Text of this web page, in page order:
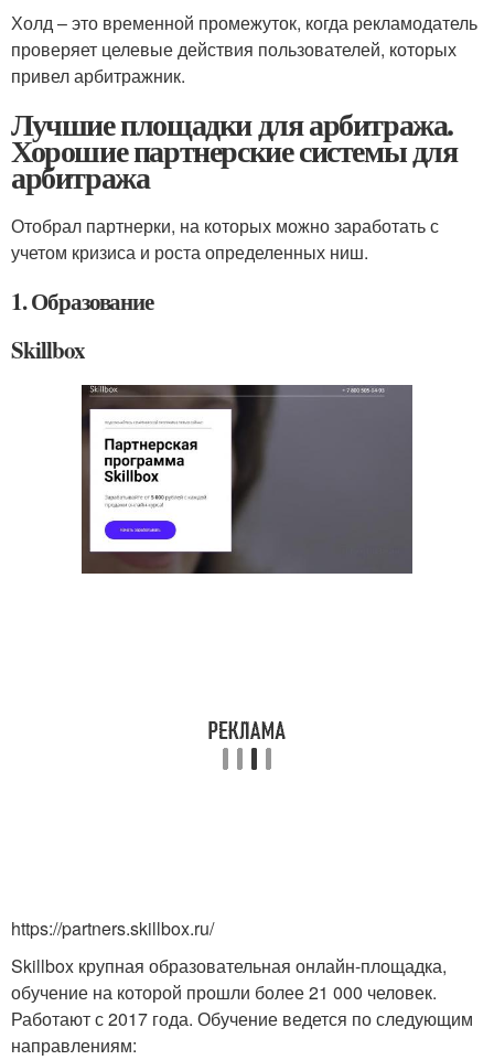
Холд – это временной промежуток, когда рекламодатель
проверяет целевые действия пользователей, которых
привел арбитражник.
Лучшие площадки для арбитража.
Хорошие партнерские системы для
арбитража
Отобрал партнерки, на которых можно заработать с
учетом кризиса и роста определенных ниш.
1. Образование
Skillbox
https://partners.skillbox.ru/
Skillbox крупная образовательная онлайн-площадка,
обучение на которой прошли более 21 000 человек.
Работают с 2017 года. Обучение ведется по следующим
направлениям: